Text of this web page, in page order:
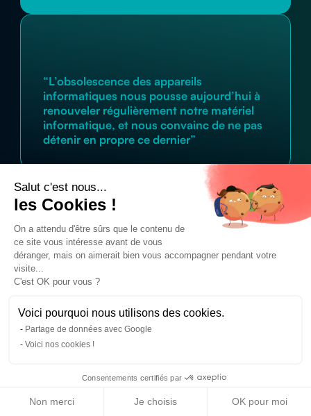
Salut c'est nous...
les Cookies !
On a attendu d'être sûrs que le contenu de
ce site vous intéresse avant de vous
déranger, mais on aimerait bien vous accompagner pendant votre
visite...
C'est OK pour vous ?
Voici pourquoi nous utilisons des cookies.
Partage de données avec Google
Voici nos cookies !
Consentements certifiés par
Non merci Je choisis OK pour moi
“L’obsolescence des appareils
informatiques nous pousse aujourd’hui à
renouveler régulièrement notre matériel
informatique, et nous convainc de ne pas
détenir en propre ce dernier”
Le matériel informatique
activité
+400références à notre catalogue